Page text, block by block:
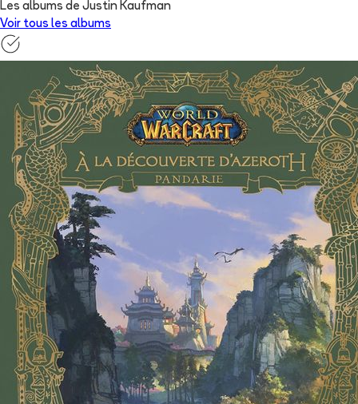
Les albums de Justin Kaufman
Voir tous les albums